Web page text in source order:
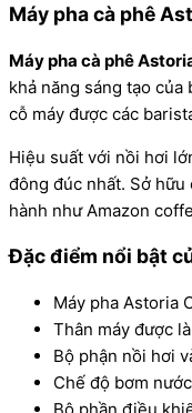
Máy pha cà phê
Máy pha cà phê
khả năng sáng tạo
cỗ máy được các
Hiệu suất với nồi hơi
đông đúc nhất. Sở
hành như Amazon
Đặc điểm nổi bật
Máy pha Astoria
Thân máy được
Bộ phận nồi hơi
Chế độ bơm